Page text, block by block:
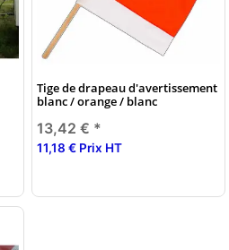
Tige de drapeau d'avertissement
blanc / orange / blanc
13,42 € *
11,18 € Prix HT